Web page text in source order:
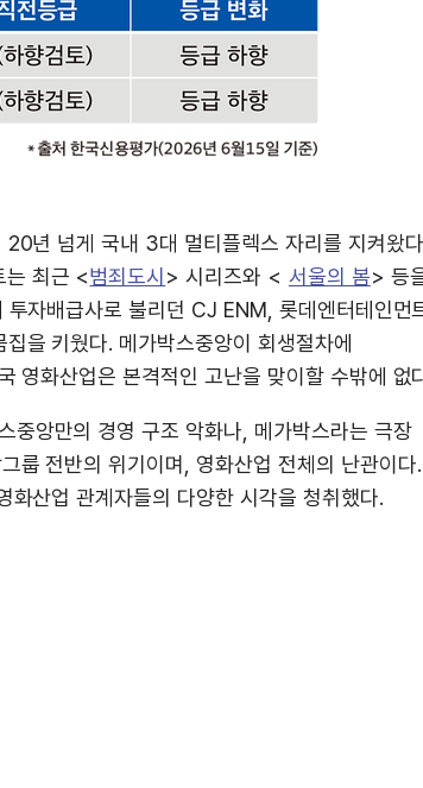
년 넘게 국내 3대 멀티플렉스 자리를 지켜왔
는 최근 <범죄도시 > 시리즈와 < 서울의 봄> 등
자배급사로 불리던 CJ ENM, 롯데엔터테인먼
을 키웠다. 메가박스중앙이 회생절차에
영화산업은 본격적인 고난을 맞이할 수밖에 없
중앙만의 경영 구조 악화나, 메가박스라는 극장
룹 전반의 위기이며, 영화산업 전체의 난관이다.
산업 관계자들의 다양한 시각을 청취했다.